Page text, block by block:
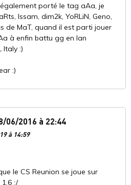
porté le tag aAa, je
Issam, dim2k, YoRLiN, Geno,
de MaT, quand il est parti jouer
à enfin battu gg en lan
Italy :)
:)
06/2016 à 22:44
à 14:59
le CS Reunion se joue sur
:/